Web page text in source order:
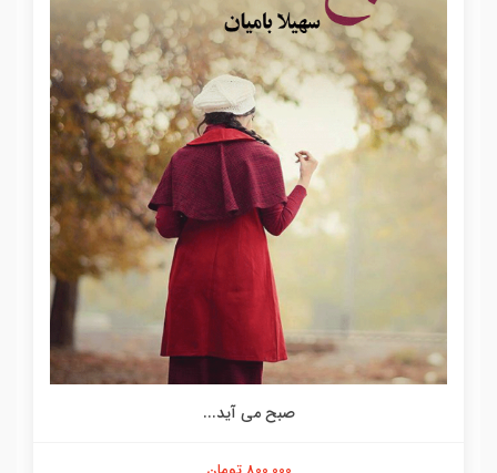
صبح می آید...